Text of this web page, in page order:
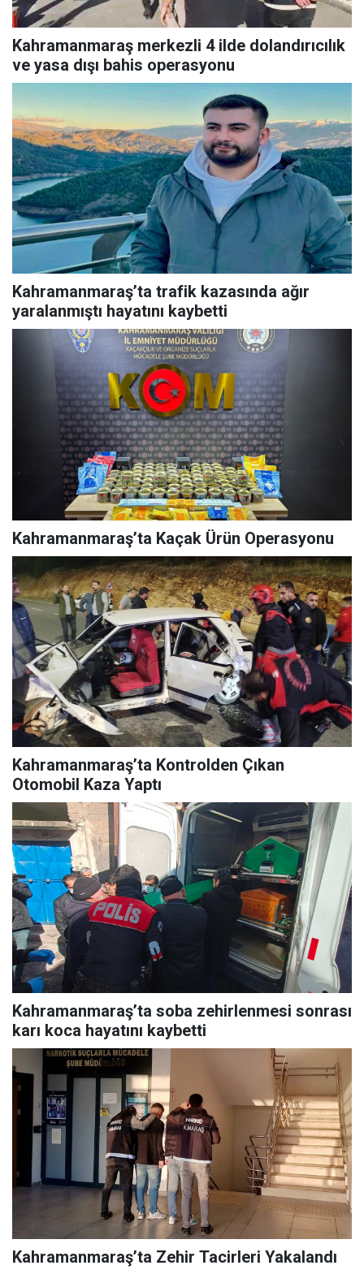
Kahramanmaraş merkezli 4 ilde dolandırıcılık
ve yasa dışı bahis operasyonu
Kahramanmaraş’ta trafik kazasında ağır
yaralanmıştı hayatını kaybetti
Kahramanmaraş’ta Kaçak Ürün Operasyonu
Kahramanmaraş’ta Kontrolden Çıkan
Otomobil Kaza Yaptı
Kahramanmaraş’ta soba zehirlenmesi sonrası
karı koca hayatını kaybetti
Kahramanmaraş’ta Zehir Tacirleri Yakalandı